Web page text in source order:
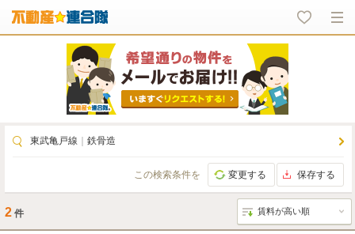
東武亀戸線 鉄骨造
この検索条件を 変更する 保存する
2 件